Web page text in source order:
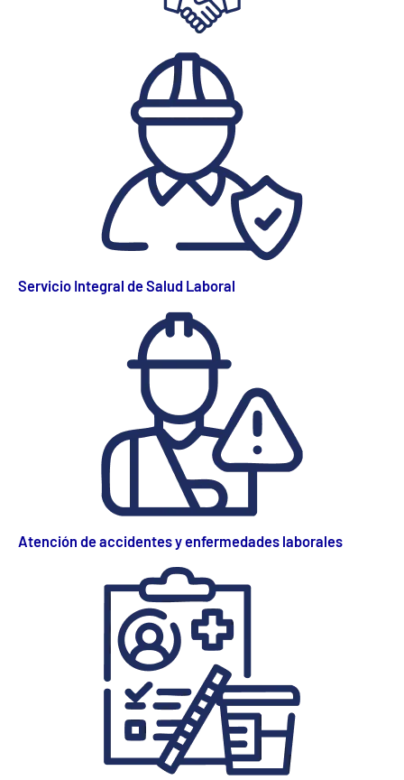
Servicio Integral de Salud Laboral
Atención de accidentes y enfermedades laborales